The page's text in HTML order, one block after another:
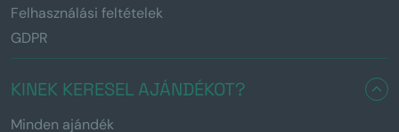
Felhasználási feltételek
GDPR
KINEK KERESEL AJÁNDÉKOT?
Minden ajándék